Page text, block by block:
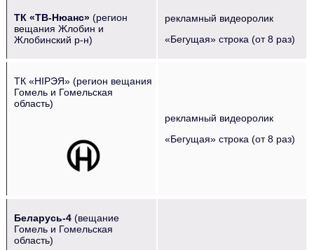
ТК «ТВ-Нюанс»(регион
вещания Жлобин и
Жлобинский р-н)
рекламный видеоролик
«Бегущая» строка (от 8 раз)
ТК «НIРЭЯ» (регион вещания
Гомель и Гомельская
область)
рекламный видеоролик
«Бегущая» строка (от 8 раз)
Беларусь-4(вещание
Гомель и Гомельская
область)